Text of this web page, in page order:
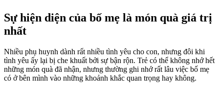
Sự hiện diện của bố mẹ là món quà giá trị
nhất
Nhiều phụ huynh dành rất nhiều tình yêu cho con, nhưng đôi khi
tình yêu ấy lại bị che khuất bởi sự bận rộn. Trẻ có thể không nhớ hết
những món quà đã nhận, nhưng thường ghi nhớ rất lâu việc bố mẹ
có ở bên mình vào những khoảnh khắc quan trọng hay không.